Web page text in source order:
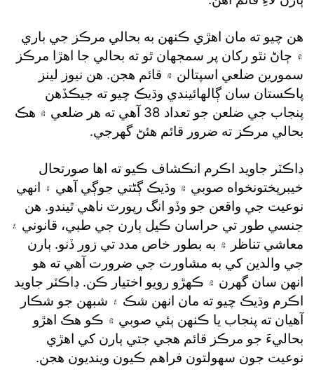
هن چيو ته مان اهڙي ڪنهن به بحالي مرڪز جي باري
۾ ڄاڻ نٿو رکان پر سمجهان ٿو ته بحالي جا اهڙا مرڪز
سمورين ضلعي اسپتالن ۾ قائم هجن. هن نيوز لينز
پاڪستان سان ڳالهائيندي وڌيڪ چيو ته جيڪڏهن
پنجاب جي ضلعن جو تعداد 38 آهي ته هر ضلعي ۾ هڪ
بحالي مرڪز ته ضرور قائم هئڻ گهرجي.
ڊاڪٽر جاويد اڪرم انڪشاف ڪيو ته اها صورتحال
خيبرپختونخواه صوبي ۾ وڌيڪ ڳڻتي جوڳي آهي ۽ انهي
نوعيت جي واقعن جو وڏو انگ رپورٽ ناهي ٿيندو. هن
جنسي طور تي حراسان ڪيل ٻارن جي طبي، قانوني ۽
معاشي تناظر ۾ به بطور خاص مدد تي زور ڏنو. ٻارن
جي والدين کي به مشاورت جي ضرورت آهي ته هو
انهن سان گهرن ۾ ڪهڙو رويو اختيار ڪن. ڊاڪٽر جاويد
اڪرم وڌيڪ چيو ته مان انهن شڪ ۽ شبهن جو شڪار
آهيان ته پنجاب يا ڪنهن ٻئي صوبي ۾ ڪو هڪ اهڙو
بحاليءَ جو مرڪز قائم هجي جتي ٻارن کي اهڙي
نوعيت جون سهولتون فراهم ڪيون وينديون هجن.